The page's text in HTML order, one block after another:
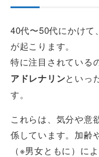
40代〜50代にかけて
が起こります。
特に注目されている
アドレナリンといっ
す。
これらは、気分や意
係しています。加齢
（※男女ともに）に